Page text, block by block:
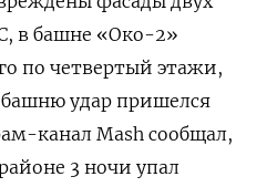
в башне «Око-2»
по четвертый этажи,
башню удар пришелся
канал Mash сообщал,
3 ночи упал